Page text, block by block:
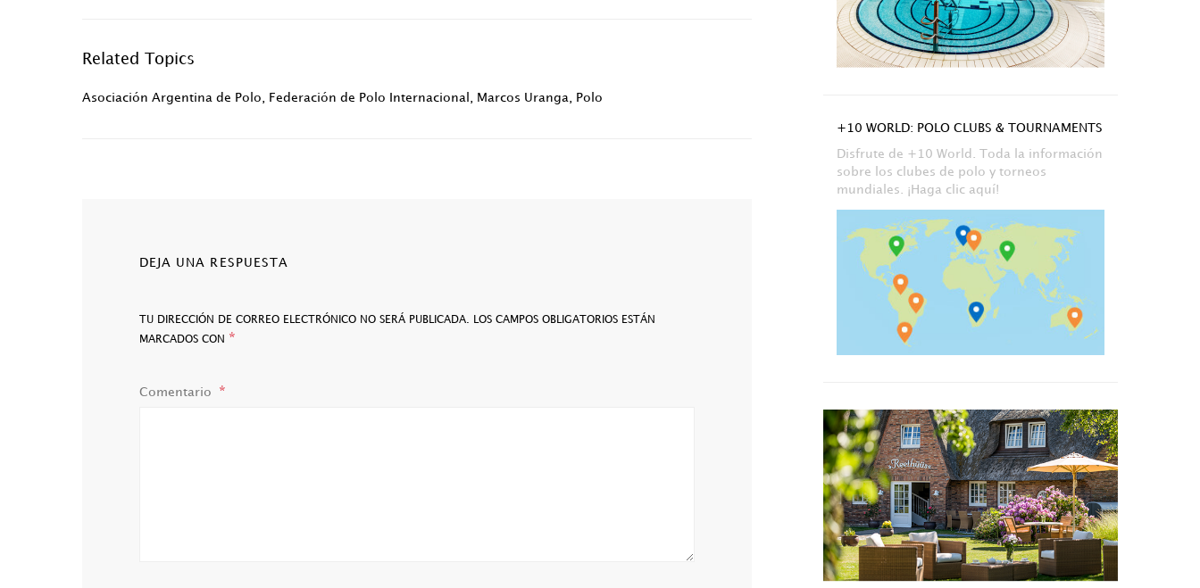
Related Topics
Asociación Argentina de Polo Federación de Polo Internacional Marcos Uranga Polo
DEJA UNA RESPUESTA
TU DIRECCIÓN DE CORREO ELECTRÓNICO NO SERÁ PUBLICADA.
LOS CAMPOS OBLIGATORIOS ESTÁN
MARCADOS CON *
Comentario
+10 WORLD: POLO CLUBS & TOURNAMENTS
Disfrute de +10 World. Toda la información
sobre los clubes de polo y torneos
mundiales. ¡Haga clic aquí!